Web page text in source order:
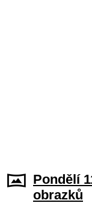
Pondělí
obrazků